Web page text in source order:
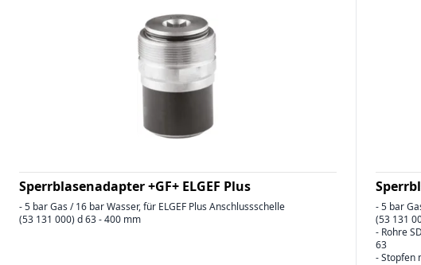
Sperrblasenadapter +GF+ ELGEF Plus
- 5 bar Gas / 16 bar Wasser, für ELGEF Plus Anschlussschelle
(53 131 000) d 63 - 400 mm
- 5 bar
(53 131
- Rohre
63
- Stopfen